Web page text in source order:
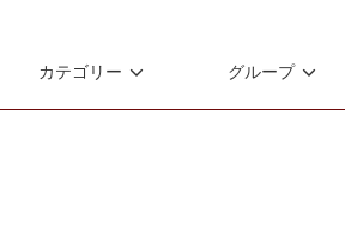
カテゴリー グループ